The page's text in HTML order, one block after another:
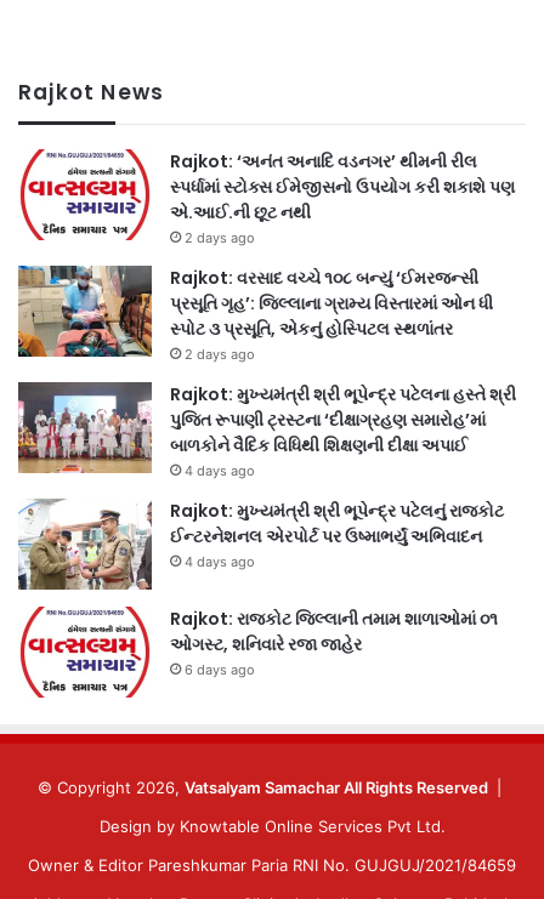
Rajkot News
Rajkot: ‘અનંત અનાદિ વડનગર’ થીમની રીલ
સ્પર્ધામાં સ્ટોક્સ ઈમેજીસનો ઉપયોગ કરી શકાશે પણ
એ.આઈ.ની છૂટ નથી
2 days ago
Rajkot: વરસાદ વચ્ચે ૧૦૮ બન્યું ‘ઈમરજન્સી
પ્રસૂતિ ગૃહ’: જિલ્લાના ગ્રામ્ય વિસ્તારમાં ઓન ધી
સ્પોટ ૩ પ્રસૂતિ, એકનું હોસ્પિટલ સ્થળાંતર
2 days ago
Rajkot: મુખ્યમંત્રી શ્રી ભૂપેન્દ્ર પટેલના હસ્તે શ્રી
પુજિત રૂપાણી ટ્રસ્ટના ‘દીક્ષાગ્રહણ સમારોહ’માં
બાળકોને વૈદિક વિધિથી શિક્ષણની દીક્ષા અપાઈ
4 days ago
Rajkot: મુખ્યમંત્રી શ્રી ભૂપેન્દ્ર પટેલનું રાજકોટ
ઈન્ટરનેશનલ એરપોર્ટ પર ઉષ્માભર્યું અભિવાદન
4 days ago
Rajkot: રાજકોટ જિલ્લાની તમામ શાળાઓમાં ૦૧
ઓગસ્ટ, શનિવારે રજા જાહેર
6 days ago
© Copyright 2026, Vatsalyam Samachar All Rights Reserved
Design by Knowtable Online Services Pvt Ltd.
Owner & Editor Pareshkumar Paria RNI No. GUJGUJ/2021/84659